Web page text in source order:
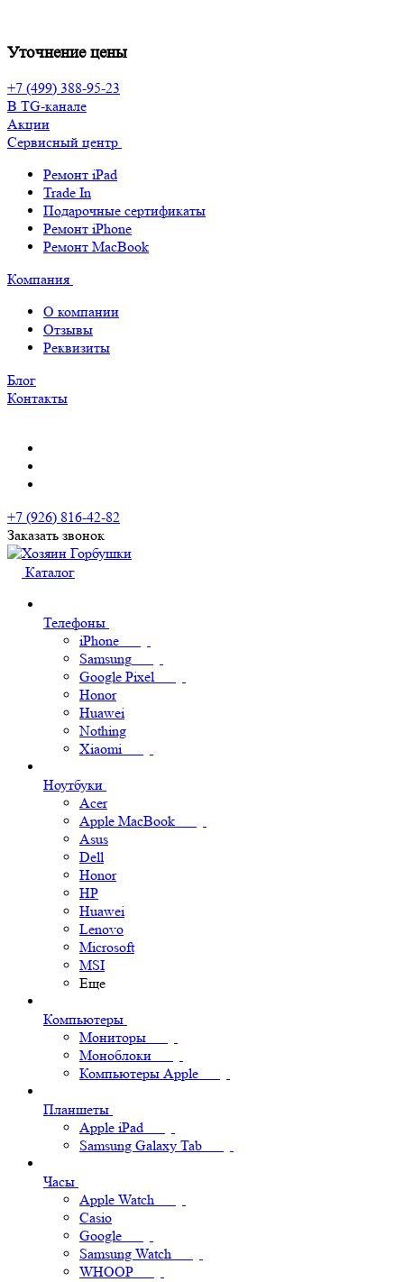
Уточнение цены
+7 (499) 388-95-23
В TG-канале
Акции
Сервисный центр
Ремонт iPad
Trade In
Подарочные сертификаты
Ремонт iPhone
Ремонт MacBook
Компания
О компании
Отзывы
Реквизиты
Блог
Контакты
+7 (926) 816-42-82
Заказать звонок
Каталог
Телефоны
iPhone
Samsung
Google Pixel
Honor
Huawei
Nothing
Xiaomi
Ноутбуки
Acer
Apple MacBook
Asus
Dell
Honor
HP
Huawei
Lenovo
Microsoft
MSI
Еще
Компьютеры
Мониторы
Моноблоки
Компьютеры Apple
Планшеты
Apple iPad
Samsung Galaxy Tab
Часы
Apple Watch
Casio
Google
Samsung Watch
WHOOP